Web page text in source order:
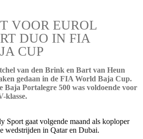
VOOR EUROL
DUO IN FIA
CUP
van den Brink en Bart van Heun
gedaan in de FIA World Baja Cup.
Baja Portalegre 500 was voldoende voor
klasse.
Sport gaat volgende maand als koploper
wedstrijden in Qatar en Dubai.